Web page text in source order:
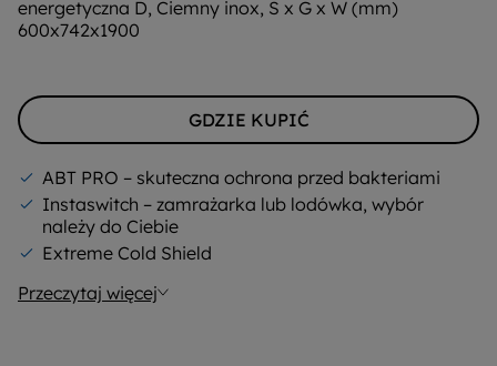
energii
Youreko.
energetyczna D, Ciemny inox, S x G x W (mm)
600x742x1900
GDZIE KUPIĆ
ABT PRO – skuteczna ochrona przed bakteriami
Instaswitch – zamrażarka lub lodówka, wybór
należy do Ciebie
Extreme Cold Shield
Przeczytaj więcej